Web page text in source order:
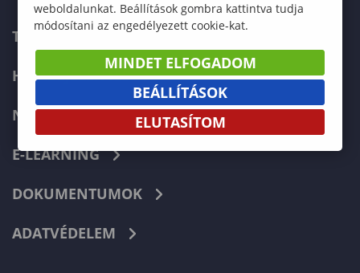
TELEFONKÖNYV
HIBABEJELENTÉS
NEPTUN
E-LEARNING
DOKUMENTUMOK
ADATVÉDELEM
weboldalunkat. Beállítások gombra kattintva tudja
módosítani az engedélyezett cookie-kat.
MINDET ELFOGADOM
BEÁLLÍTÁSOK
ELUTASÍTOM